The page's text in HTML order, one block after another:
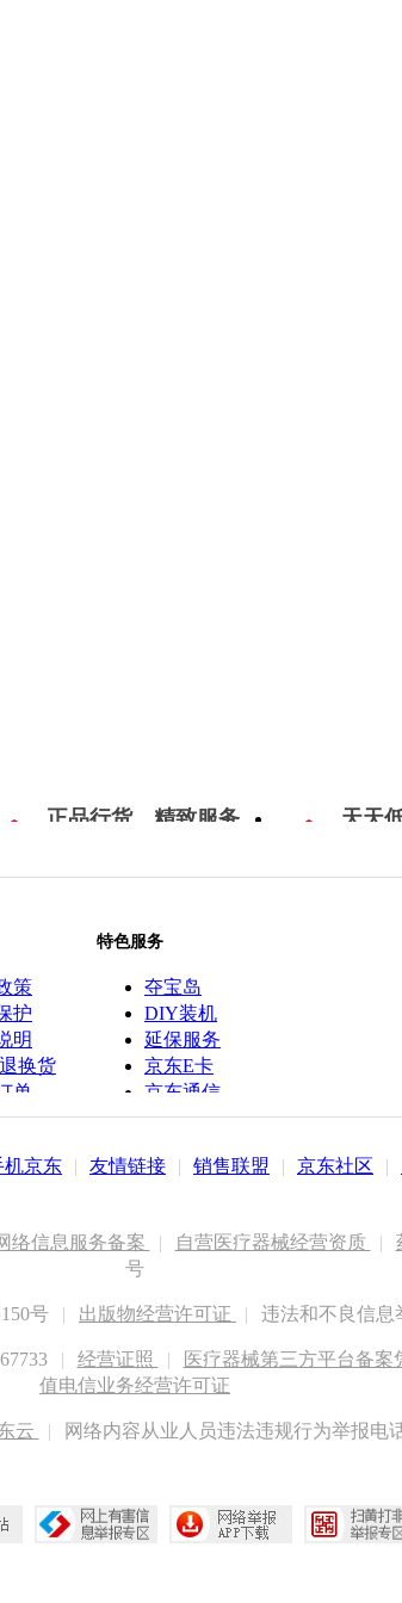
正品行货，精致服务 天天
策
护
明
换货
单
特色服务
夺宝岛
DIY装机
延保服务
京东E卡
京东通信
京鱼座智能
机京东 | 友情链接 | 销售联盟 | 京东社区 |
络信息服务备案 | 自营医疗器械经营资质 |
号
号 | 出版物经营许可证 | 违法和不良信息
| 经营证照 | 医疗器械第三方平台备案
值电信业务经营许可证
云 | 网络内容从业人员违法违规行为举报电